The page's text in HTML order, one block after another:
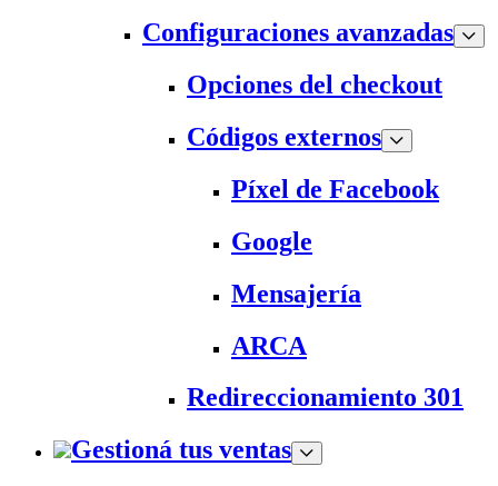
Configuraciones avanzadas
Opciones del checkout
Códigos externos
Píxel de Facebook
Google
Mensajería
ARCA
Redireccionamiento 301
Gestioná tus ventas